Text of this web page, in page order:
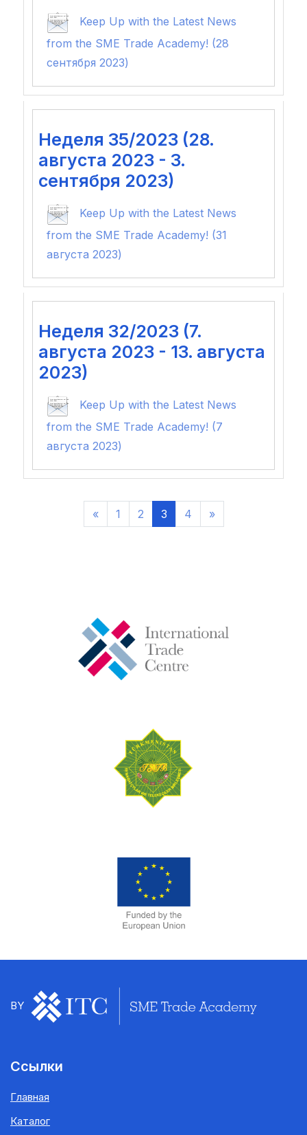
Keep Up with the Latest News
from the SME Trade Academy! (28
сентября 2023)
Неделя 35/2023 (28.
августа 2023 - 3.
сентября 2023)
Keep Up with the Latest News
from the SME Trade Academy! (31
августа 2023)
Неделя 32/2023 (7.
августа 2023 - 13. августа
2023)
Keep Up with the Latest News
from the SME Trade Academy! (7
августа 2023)
«Предыдущая страница
1 Страница 1
2Страница 2
3Страница 3
4Страница 4
»Следующая
BY
Ссылки
Главная
Каталог